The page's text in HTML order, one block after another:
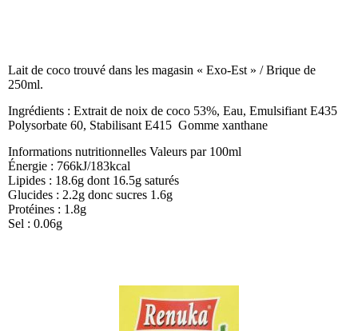
Lait de coco trouvé dans les magasin « Exo-Est » / Brique de
250ml.
Ingrédients : Extrait de noix de coco 53%, Eau, Emulsifiant E435
Polysorbate 60, Stabilisant E415 Gomme xanthane
Informations nutritionnelles Valeurs par 100ml
Énergie : 766kJ/183kcal
Lipides : 18.6g dont 16.5g saturés
Glucides : 2.2g donc sucres 1.6g
Protéines : 1.8g
Sel : 0.06g